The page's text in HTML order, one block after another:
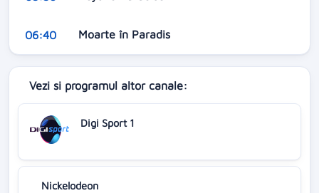
06:40 Moarte în Paradis
Vezi si programul altor canale:
Digi Sport 1
Nickelodeon